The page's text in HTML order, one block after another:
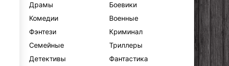
Драмы
Боевики
Комедии
Военные
Фэнтези
Криминал
Семейные
Триллеры
Детективы
Фантастика